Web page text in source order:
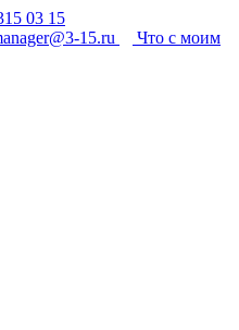
03 15
15.ru
Что с моим